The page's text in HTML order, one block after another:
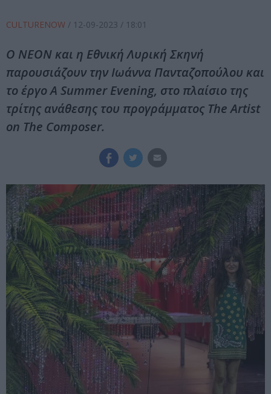
CULTURENOW / 12-09-2023 / 18:01
Ο ΝΕΟΝ και η Εθνική Λυρική Σκηνή
παρουσιάζουν την Ιωάννα Πανταζοπούλου και
το έργο A Summer Evening, στο πλαίσιο της
τρίτης ανάθεσης του προγράμματος The Artist
on The Composer.